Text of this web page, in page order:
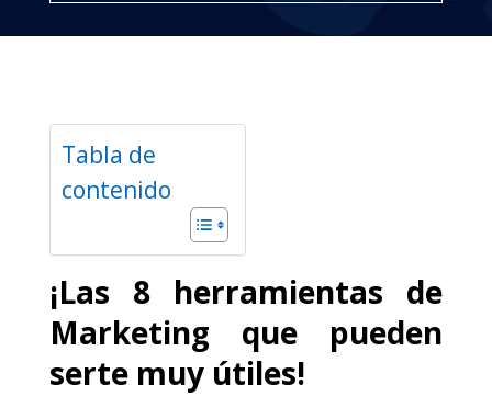
Tabla de
contenido
¡Las 8 herramientas de
Marketing que pueden
serte muy útiles!